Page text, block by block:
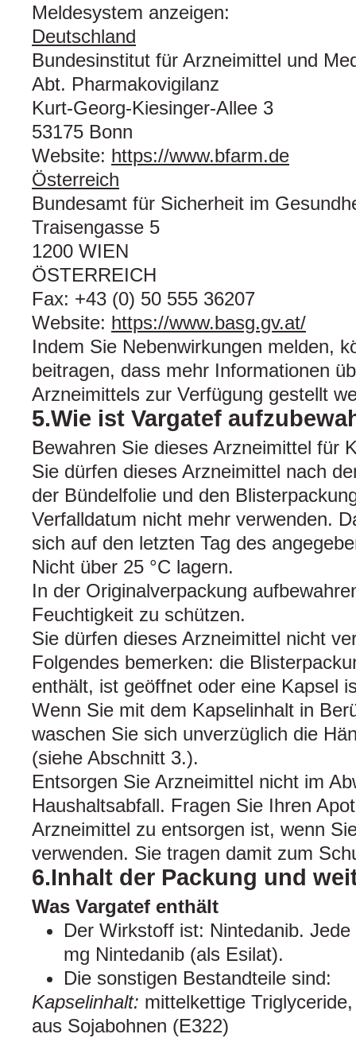
Meldesystem anzeigen:
Deutschland
Bundesinstitut für Arzneimittel und
Abt. Pharmakovigilanz
Kurt-Georg-Kiesinger-Allee 3
53175 Bonn
Website: https://www.bfarm.de
Österreich
Bundesamt für Sicherheit im
Traisengasse 5
1200 WIEN
ÖSTERREICH
Fax: +43 (0) 50 555 36207
Website: https://www.basg.gv.at/
Indem Sie Nebenwirkungen melden,
beitragen, dass mehr Informationen
Arzneimittels zur Verfügung gestellt
5.Wie ist Vargatef
Bewahren Sie dieses Arzneimittel für
Sie dürfen dieses Arzneimittel nach
der Bündelfolie und den
Verfalldatum nicht mehr verwenden.
sich auf den letzten Tag des
Nicht über 25 °C lagern.
In der Originalverpackung
Feuchtigkeit zu schützen.
Sie dürfen dieses Arzneimittel nicht
Folgendes bemerken: die
enthält, ist geöffnet oder eine Kapsel
Wenn Sie mit dem Kapselinhalt in
waschen Sie sich unverzüglich die
(siehe Abschnitt 3.).
Entsorgen Sie Arzneimittel nicht im
Haushaltsabfall. Fragen Sie Ihren
Arzneimittel zu entsorgen ist, wenn
verwenden. Sie tragen damit zum
6.Inhalt der Packung und
Was Vargatef enthält
Der Wirkstoff ist: Nintedanib.
mg Nintedanib (als Esilat).
Die sonstigen Bestandteile sind:
Kapselinhalt: mittelkettige
aus Sojabohnen (E322)